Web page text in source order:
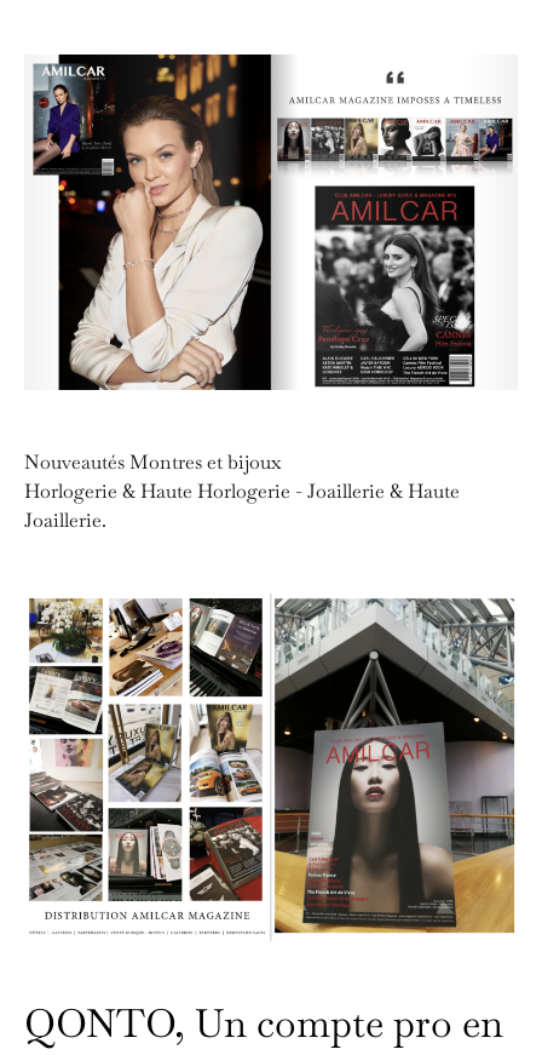
Nouveautés Montres et bijoux
Horlogerie & Haute Horlogerie - Joaillerie & Haute
Joaillerie.
QONTO, Un compte pro en